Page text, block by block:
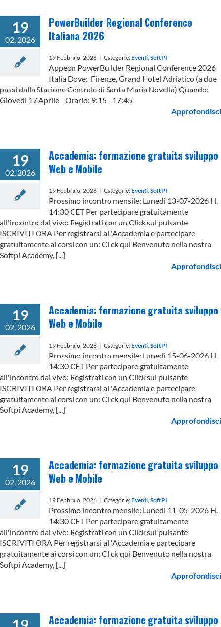
19
02, 2026
PowerBuilder Regional Conference
Italiana 2026
19 Febbraio, 2026 | Categorie:Eventi, SoftPI
Appeon PowerBuilder Regional Conference 2026
Italia Dove: Firenze, Grand Hotel Adriatico (a due
passi dalla Stazione Centrale di Santa Maria Novella) Quando:
Giovedì 17 Aprile Orario: 9:15 - 17:45
Approfondisci
19
02, 2026
Accademia: formazione gratuita sviluppo
Web e Mobile
19 Febbraio, 2026 | Categorie:Eventi, SoftPI
Prossimo incontro mensile: Lunedì 13-07-2026 H.
14:30 CET Per partecipare gratuitamente
all'incontro dal vivo: Registrati con un Click sul pulsante
ISCRIVITI ORA Per registrarsi all'Accademia e partecipare
gratuitamente ai corsi con un: Click qui Benvenuto nella nostra
Softpi Academy, [...]
Approfondisci
19
02, 2026
Accademia: formazione gratuita sviluppo
Web e Mobile
19 Febbraio, 2026 | Categorie:Eventi, SoftPI
Prossimo incontro mensile: Lunedì 15-06-2026 H.
14:30 CET Per partecipare gratuitamente
all'incontro dal vivo: Registrati con un Click sul pulsante
ISCRIVITI ORA Per registrarsi all'Accademia e partecipare
gratuitamente ai corsi con un: Click qui Benvenuto nella nostra
Softpi Academy, [...]
Approfondisci
19
02, 2026
Accademia: formazione gratuita sviluppo
Web e Mobile
19 Febbraio, 2026 | Categorie:Eventi, SoftPI
Prossimo incontro mensile: Lunedì 11-05-2026 H.
14:30 CET Per partecipare gratuitamente
all'incontro dal vivo: Registrati con un Click sul pulsante
ISCRIVITI ORA Per registrarsi all'Accademia e partecipare
gratuitamente ai corsi con un: Click qui Benvenuto nella nostra
Softpi Academy, [...]
Approfondisci
Accademia: formazione gratuita sviluppo